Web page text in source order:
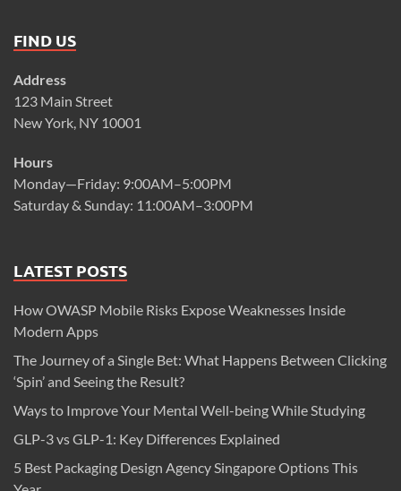
FIND US
Address
123 Main Street
New York, NY 10001
Hours
Monday—Friday: 9:00AM–5:00PM
Saturday & Sunday: 11:00AM–3:00PM
LATEST POSTS
How OWASP Mobile Risks Expose Weaknesses Inside
Modern Apps
The Journey of a Single Bet: What Happens Between Clicking
‘Spin’ and Seeing the Result?
Ways to Improve Your Mental Well-being While Studying
GLP-3 vs GLP-1: Key Differences Explained
5 Best Packaging Design Agency Singapore Options This